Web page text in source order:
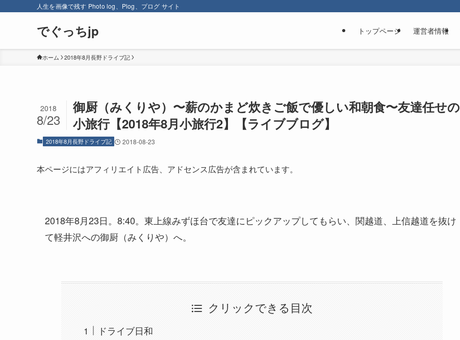
人生を画像で残す Photo log、Plog、プログ サイト
でぐっちjp トップページ 運営者情報
ホーム 2018年8月長野ドライブ記
御厨（みくりや）〜薪のかまど炊きご飯で優しい和朝食〜友達任せの
小旅行【2018年8月小旅行2】【ライブブログ】
2018
8/23
2018年8月長野ドライブ記 2018-08-23
本ページにはアフィリエイト広告、アドセンス広告が含まれています。
2018年8月23日。8:40。東上線みずほ台で友達にピックアップしてもらい、関越道、上信越道を抜け
て軽井沢への御厨（みくりや）へ。
クリックできる目次
ドライブ日和